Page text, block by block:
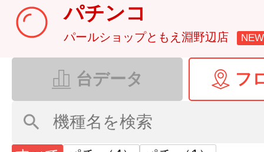
パチンコ
​パールショップともえ淵野辺店 NEW
台データ フ